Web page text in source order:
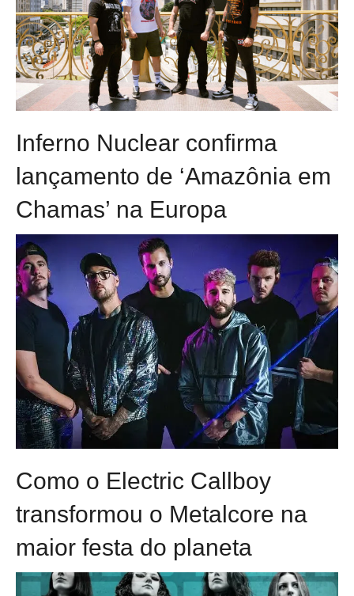
Inferno Nuclear confirma
lançamento de ‘Amazônia em
Chamas’ na Europa
Como o Electric Callboy
transformou o Metalcore na
maior festa do planeta